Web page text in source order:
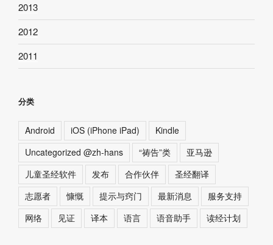
2013
2012
2011
分类
Android iOS (iPhone iPad)
Kindle
Uncategorized @zh-hans
“祷告”类
亚马逊
儿童圣经软件
发布 合作伙伴
圣经翻译
志愿者
慷慨 提示与窍门 最新消息
服务支持
网络
见证 译本 语言 语音助手 读经计划